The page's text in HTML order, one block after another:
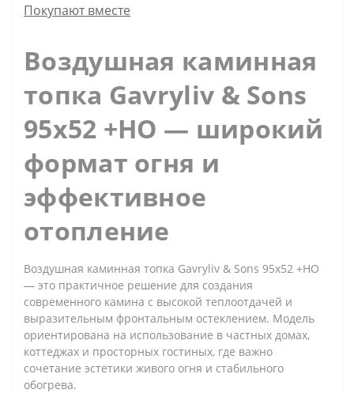
Покупают вместе
Воздушная каминная
топка Gavryliv & Sons
95x52 +HO — широкий
формат огня и
эффективное
отопление
Воздушная каминная топка Gavryliv & Sons 95x52 +HO
— это практичное решение для создания
современного камина с высокой теплоотдачей и
выразительным фронтальным остеклением. Модель
ориентирована на использование в частных домах,
коттеджах и просторных гостиных, где важно
сочетание эстетики живого огня и стабильного
обогрева.